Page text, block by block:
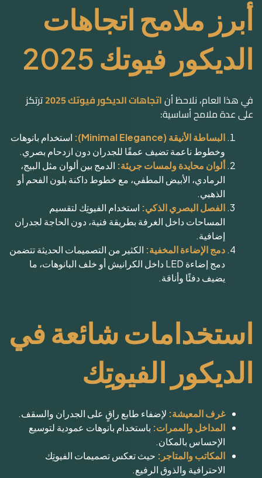
أبرز ملامح اتجاهات
الديكور فيوتك 2025
في هذا العام، نلاحظ أناتجاهات الديكور فيوتك 2025
ترتكز
على عدة ملامح أساسية:
البساطة الأنيقة (Minimal Elegance):
استخدام بانوهات
وخطوط ناعمة تضيف عمقًا للجدران دون ازدحام بصري.
ألوان محايدة ولمسات جريئة: الدمج بين ألوان مثل البيج،
الرمادي، الأبيض المطفي، مع خطوط داكنة بلون الفحم أو
الذهبي.
الفصل البصري الذكي: استخدام الفيوتِك لتقسيم
المساحات داخل الغرفة بطريقة فنية، دون الحاجة لجدران
إضافية.
دمج الإضاءة المخفية: الكثير من التصميمات الحديثة تتضمن
دمج إضاءة LED داخل الكرانيش أو خلف البانوهات، ما
يضيف دفئًا وأناقة.
استخدامات شائعة في
الديكور الفيوتِك
غرف المعيشة: لإضفاء طابع راقٍ على الجدران والسقف.
المداخل والممرات: باستخدام بانوهات عمودية لتوسيع
الإحساس بالمكان.
المكاتب والمتاجر: حيث تعكس تصميمات الفيوتِك
الاحترافية والذوق الرفيع.